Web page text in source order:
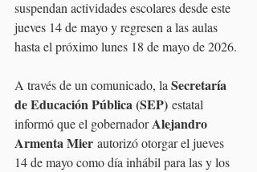
suspendan actividades escolares desde este
jueves 14 de mayo y regresen a las aulas
hasta el próximo lunes 18 de mayo de 2026.
A través de un comunicado, la Secretaría
de Educación Pública (SEP) estatal
informó que el gobernador Alejandro
Armenta Mier autorizó otorgar el jueves
14 de mayo como día inhábil para las y los